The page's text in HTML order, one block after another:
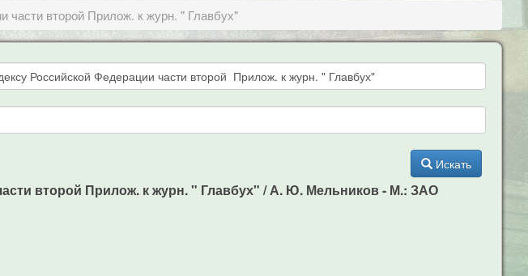
части второй Прилож. к журн. " Главбух"
Искать
второй Прилож. к журн. " Главбух" / А. Ю. Мельников - М.: ЗАО